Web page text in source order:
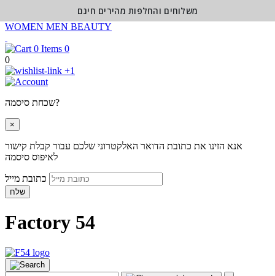
WOMEN MEN BEAUTY
0
0
+1
שכחת סיסמה?
×
אנא הזינו את כתובת הדואר האלקטרוני שלכם עבור קבלת קישור
לאיפוס סיסמה
שלח
Factory 54
משלוחים והחלפות מהירים חינם